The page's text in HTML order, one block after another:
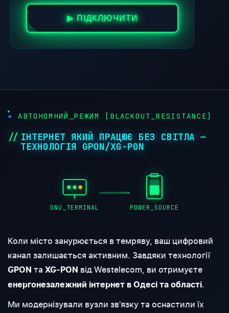
▶ ПІДКЛЮЧИТИ
АВТОНОМНИЙ_РЕЖИМ [BLACKOUT_RESISTANCE]
ІНТЕРНЕТ ЯКИЙ ПРАЦЮЄ БЕЗ СВІТЛА —
ТЕХНОЛОГІЯ GPON/XG-PON
ONU_TERMINAL POWER_SOURCE
Коли місто занурюється в темряву, ваш цифровий
канал залишається активним. Завдяки технології
GPON та XG-PON від Westelecom, ви отримуєте
енергонезалежний інтернет в Одесі та області.
Ми модернізували вузли зв'язку та оснастили їх